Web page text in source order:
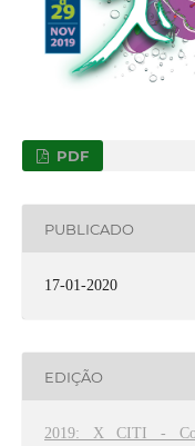
PDF
PUBLICADO
17-01-2020
EDIÇÃO
2019: X CITI -